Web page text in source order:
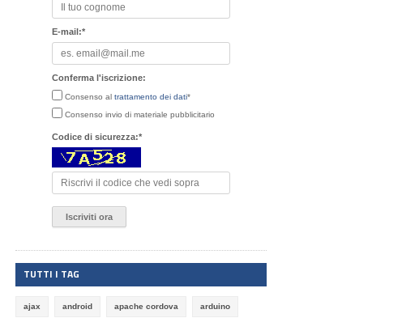
E-mail:*
Conferma l'iscrizione:
Consenso al trattamento dei dati*
Consenso invio di materiale pubblicitario
Codice di sicurezza:*
TUTTI I TAG
ajax android apache cordova arduino